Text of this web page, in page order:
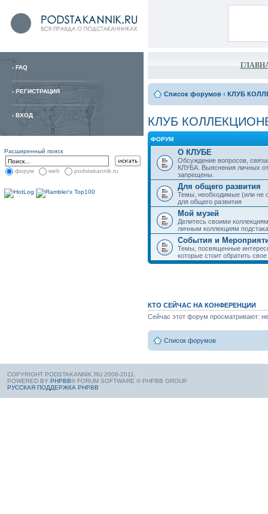
- FAQ
- РЕГИСТРАЦИЯ
- ВХОД
Расширенный поиск
форум web podstakannik.ru
Список форумов ‹ КЛУБ
КЛУБ
ФОРУМ
О КЛУБЕ
Обсуждение вопросов,
КЛУБА. Выяснения личных
запрещены.
Для общего развития
Темы, необходимые (или не
для общего развития
Мой музей
Делитесь своими
личным коллекциям
События и
Темы, посвященные
которые стоит обратить
КТО СЕЙЧАС НА КОНФЕРЕНЦИИ
Сейчас этот форум просматривают:
Список форумов
COPYRIGHT PODSTAKANNIK.RU 2006-2011.
POWERED BY PHPBB® FORUM SOFTWARE © PHPBB GROUP
РУССКАЯ ПОДДЕРЖКА PHPBB